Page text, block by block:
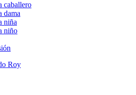
caballero
dama
niña
niño